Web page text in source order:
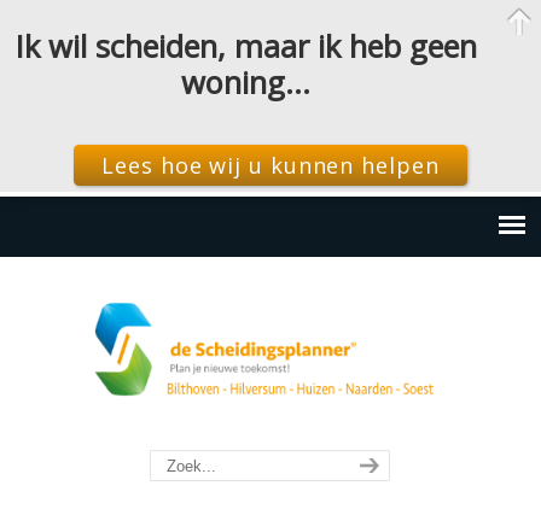
Ik wil scheiden, maar ik heb geen
woning…
Lees hoe wij u kunnen helpen